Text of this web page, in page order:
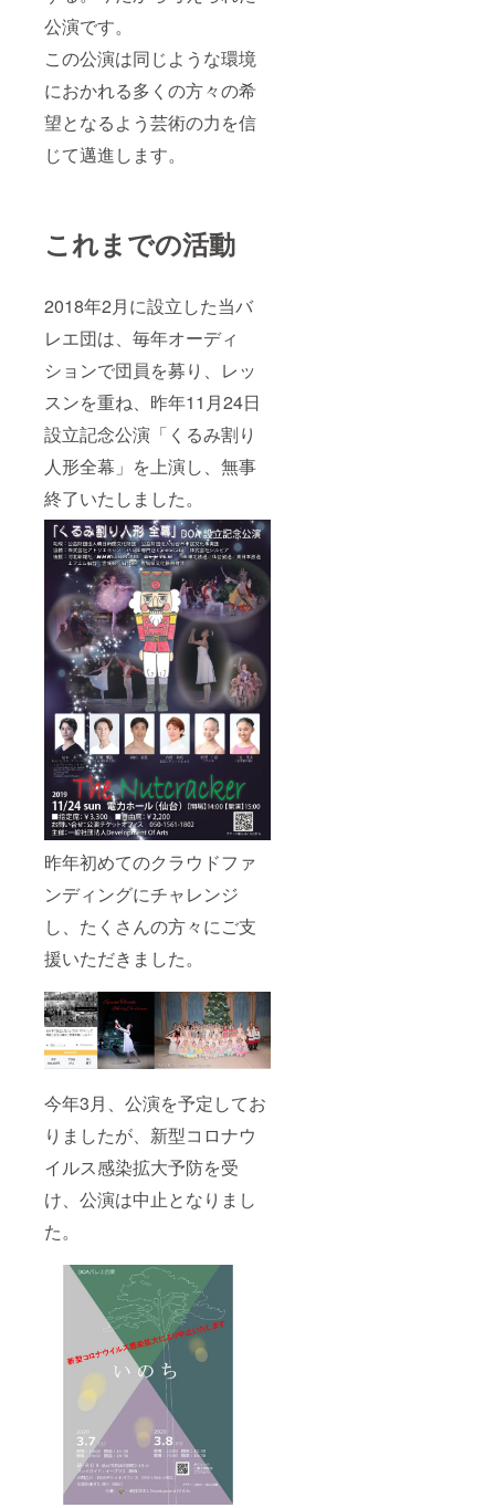
公演です。
この公演は同じような環境
におかれる多くの方々の希
望となるよう芸術の力を信
じて邁進します。
これまでの活動
2018年2月に設立した当バ
レエ団は、毎年オーディ
ションで団員を募り、レッ
スンを重ね、昨年11月24日
設立記念公演「くるみ割り
人形全幕」を上演し、無事
終了いたしました。
昨年初めてのクラウドファ
ンディングにチャレンジ
し、たくさんの方々にご支
援いただきました。
今年3月、公演を予定してお
りましたが、新型コロナウ
イルス感染拡大予防を受
け、公演は中止となりまし
た。